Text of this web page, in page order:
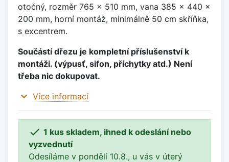
otočný, rozměr 765 x 510 mm, vana 385 x 440 x
200 mm, horní montáž, minimálně 50 cm skříňka,
s excentrem.
Součástí dřezu je kompletní příslušenství k
montáži. (výpusť, sifon, příchytky atd.) Není
třeba nic dokupovat.
expand_more Více informací
 1 kus skladem, ihned k odeslání nebo
vyzvednutí
Odesíláme v pondělí 10.8., u vás v úterý